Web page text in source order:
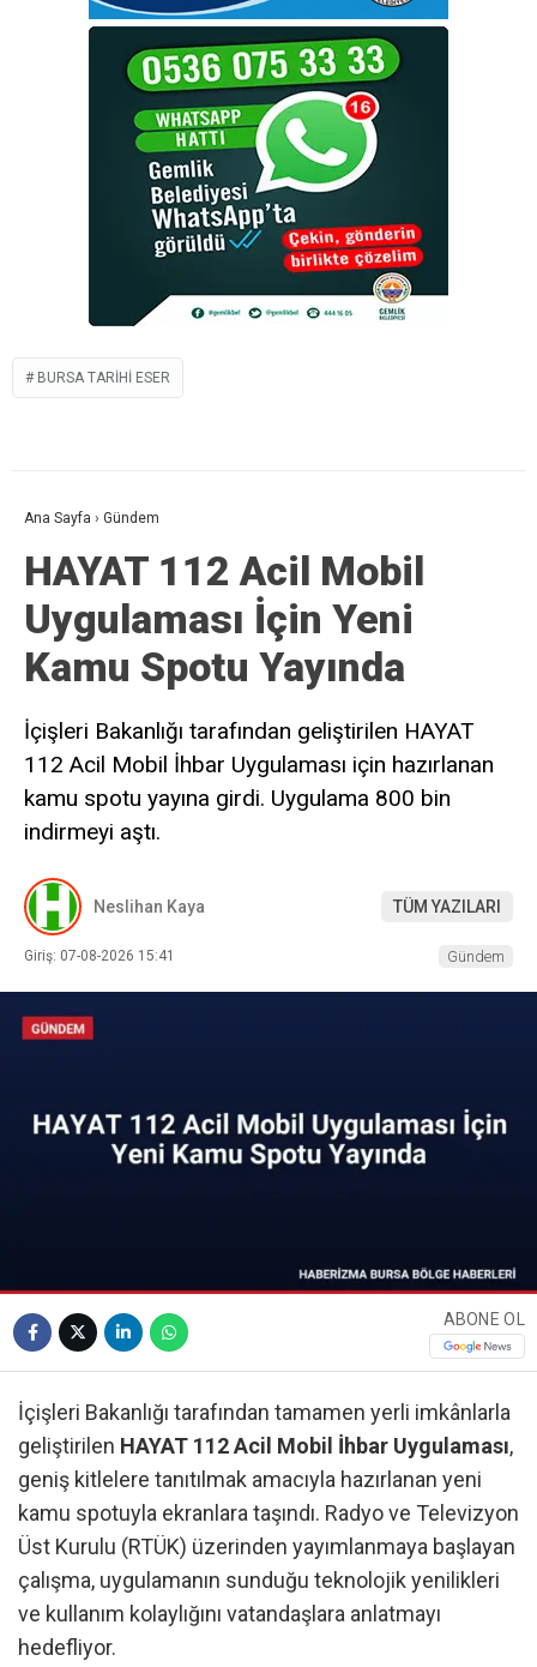
BURSA TARIHI ESER
Ana Sayfa › Gündem
HAYAT 112 Acil Mobil
Uygulaması İçin Yeni
Kamu Spotu Yayında
İçişleri Bakanlığı tarafından geliştirilen HAYAT
112 Acil Mobil İhbar Uygulaması için hazırlanan
kamu spotu yayına girdi. Uygulama 800 bin
indirmeyi aştı.
Neslihan Kaya TÜM YAZILARI
Giriş: 07-08-2026 15:41 Gündem
ABONE OL
İçişleri Bakanlığı tarafından tamamen yerli imkânlarla
geliştirilen HAYAT 112 Acil Mobil İhbar Uygulaması,
geniş kitlelere tanıtılmak amacıyla hazırlanan yeni
kamu spotuyla ekranlara taşındı. Radyo ve Televizyon
Üst Kurulu (RTÜK) üzerinden yayımlanmaya başlayan
çalışma, uygulamanın sunduğu teknolojik yenilikleri
ve kullanım kolaylığını vatandaşlara anlatmayı
hedefliyor.